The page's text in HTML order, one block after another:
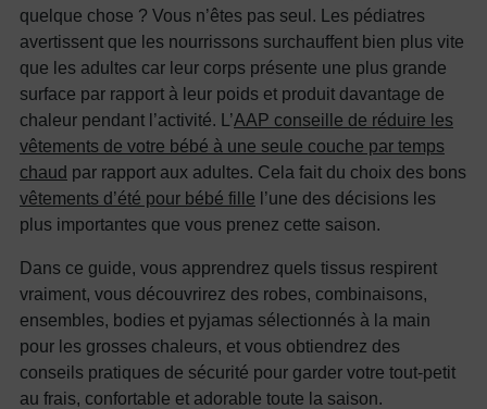
quelque chose ? Vous n’êtes pas seul. Les pédiatres
avertissent que les nourrissons surchauffent bien plus vite
que les adultes car leur corps présente une plus grande
surface par rapport à leur poids et produit davantage de
chaleur pendant l’activité. L’AAP conseille de réduire les
vêtements de votre bébé à une seule couche par temps
chaud par rapport aux adultes. Cela fait du choix des bons
vêtements d’été pour bébé fille l’une des décisions les
plus importantes que vous prenez cette saison.
Dans ce guide, vous apprendrez quels tissus respirent
vraiment, vous découvrirez des robes, combinaisons,
ensembles, bodies et pyjamas sélectionnés à la main
pour les grosses chaleurs, et vous obtiendrez des
conseils pratiques de sécurité pour garder votre tout-petit
au frais, confortable et adorable toute la saison.